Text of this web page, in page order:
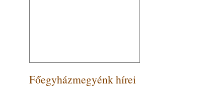
Főegyházmegyénk hírei